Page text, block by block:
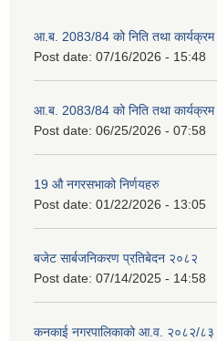
आ.ब. 2083/84 को निति तथा
Post date: 07/16/2026 - 15:48
आ.ब. 2083/84 को निति तथा कार्यक्रम
Post date: 06/25/2026 - 07:58
19 औ नगरसभाको निर्णयहरु
Post date: 01/22/2026 - 13:05
बजेट सार्बजनिकरण प्रतिबेदन २०८२
Post date: 07/14/2025 - 14:58
कनकाई नगरपालिकाको आ.व. २०८२/८३